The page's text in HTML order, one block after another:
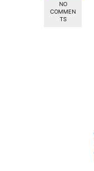
NO
COMMEN
TS